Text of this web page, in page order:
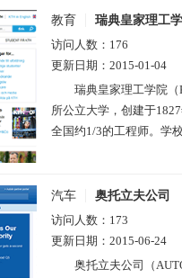
教育
瑞典皇家理工
访问人数： 176
更新日期： 2015-01-04
瑞典皇家理工学院
所公立大学，创建于
全国约1/3的工程师。学
汽车
奥托立夫公司
访问人数： 173
更新日期： 2015-06-24
奥托立夫公司（